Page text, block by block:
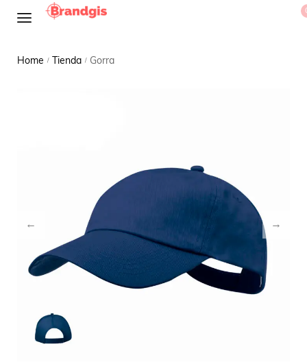
Home / Tienda / Gorra